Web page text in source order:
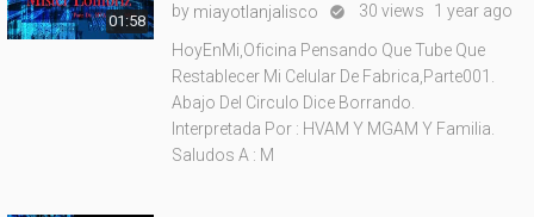
01:58
by miayotlanjalisco  30 views 1 year ago
HoyEnMi,Oficina Pensando Que Tube Que
Restablecer Mi Celular De Fabrica,Parte001.
Abajo Del Circulo Dice Borrando.
Interpretada Por : HVAM Y MGAM Y Familia.
Saludos A : M